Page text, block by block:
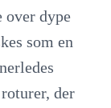
over dype
som en
der